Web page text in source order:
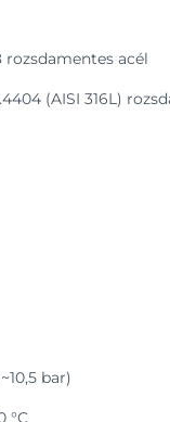
rozsdamentes acél
(AISI 316L)
bar)
°C